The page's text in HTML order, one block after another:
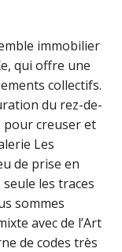
immobilier
qui offre une
collectifs.
du rez-de-
pour creuser et
Les
de prise en
les traces
sommes
avec de l’Art
de codes très